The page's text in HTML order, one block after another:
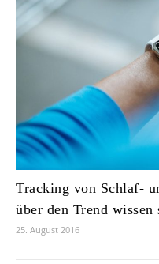
Tracking von Schlaf-
über den Trend wissen
25. August 2016